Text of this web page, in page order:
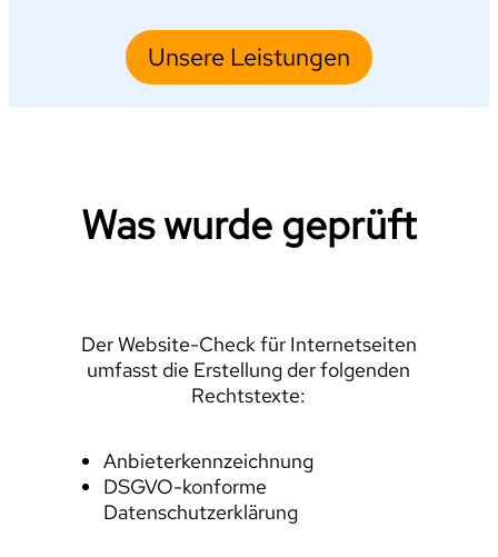
Unsere Leistungen
Was wurde geprüft
Der Website-Check für Internetseiten
umfasst die Erstellung der folgenden
Rechtstexte:
Anbieterkennzeichnung
DSGVO-konforme
Datenschutzerklärung